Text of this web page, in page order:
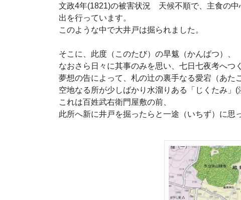
文政4年(1821)の被害状況 天候不順で、主食の
出を行っています。
このような中で大井戸は掘られました。
そこに、此度（このたび）の旱魃（かんばつ）、
なおさら日々に其事のみを思い、七日七夜考へつ
夢想の告によって、札の辻の裏手なる愛宕（あた
空地なる所が少しばかり水溜りある「じくたみ」(
これは百姓武右衛門屋敷の前、
此所へ新に井戸を掘ったらと一途（いちず）に思